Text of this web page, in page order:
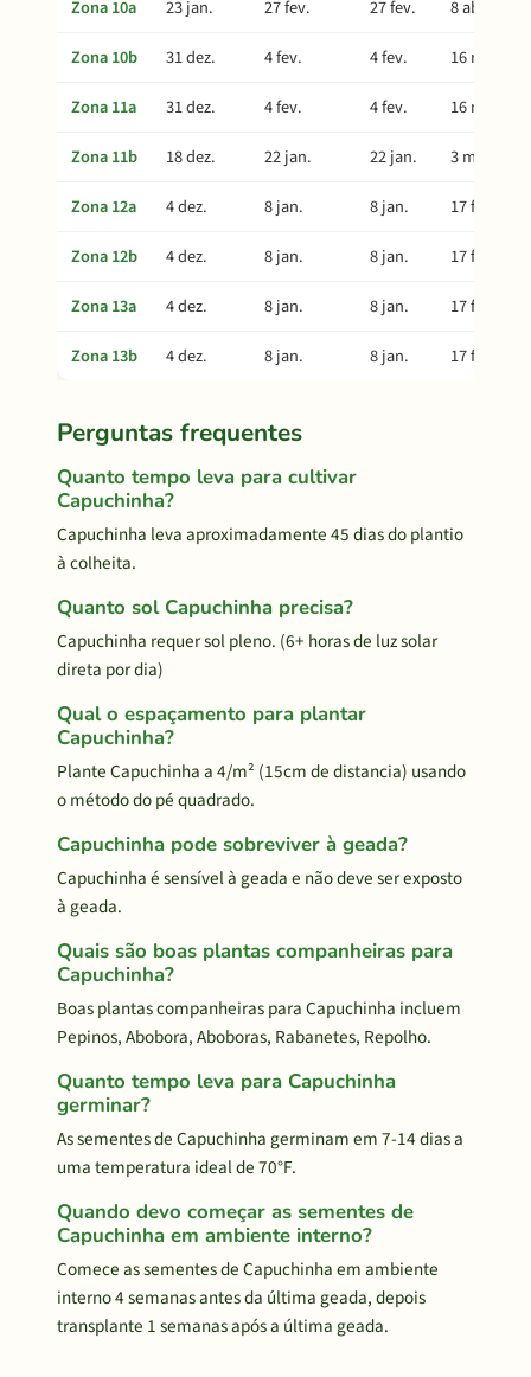
Zona 10a 23 jan. 27 fev. 27 fev.
8 abr.
Zona 10b
31 dez. 4 fev. 4 fev.
16 mar.
Zona 11a
31 dez. 4 fev. 4 fev.
16 mar.
Zona 11b
18 dez. 22 jan. 22 jan.
3 mar.
Zona 12a
4 dez. 8 jan. 8 jan.
17 fev.
Zona 12b
4 dez. 8 jan. 8 jan.
17 fev.
Zona 13a
4 dez. 8 jan. 8 jan.
17 fev.
Zona 13b
4 dez. 8 jan. 8 jan. 17 fev.
Perguntas frequentes
Quanto tempo leva para cultivar
Capuchinha?
Capuchinha leva aproximadamente 45 dias do plantio
à colheita.
Quanto sol Capuchinha precisa?
Capuchinha requer sol pleno. (6+ horas de luz solar
direta por dia)
Qual o espaçamento para plantar
Capuchinha?
Plante Capuchinha a 4/m² (15cm de distancia) usando
o método do pé quadrado.
Capuchinha pode sobreviver à geada?
Capuchinha é sensível à geada e não deve ser exposto
à geada.
Quais são boas plantas companheiras para
Capuchinha?
Boas plantas companheiras para Capuchinha incluem
Pepinos, Abobora, Aboboras, Rabanetes, Repolho.
Quanto tempo leva para Capuchinha
germinar?
As sementes de Capuchinha germinam em 7-14 dias a
uma temperatura ideal de 70°F.
Quando devo começar as sementes de
Capuchinha em ambiente interno?
Comece as sementes de Capuchinha em ambiente
interno 4 semanas antes da última geada, depois
transplante 1 semanas após a última geada.